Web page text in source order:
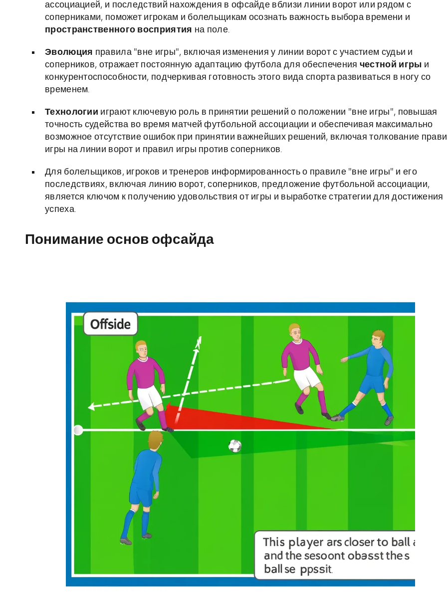
ассоциацией, и последствий нахождения в офсайде вблизи линии ворот или рядом с
соперниками, поможет игрокам и болельщикам осознать важность выбора времени и
пространственного восприятия на поле.
Эволюция правила "вне игры", включая изменения у линии ворот с участием судьи и
соперников, отражает постоянную адаптацию футбола для обеспечения честной игры и
конкурентоспособности, подчеркивая готовность этого вида спорта развиваться в ногу со
временем.
Технологии играют ключевую роль в принятии решений о положении "вне игры", повышая
точность судейства во время матчей футбольной ассоциации и обеспечивая максимально
возможное отсутствие ошибок при принятии важнейших решений, включая толкование
игры на линии ворот и правил игры против соперников.
Для болельщиков, игроков и тренеров информированность о правиле "вне игры" и его
последствиях, включая линию ворот, соперников, предложение футбольной ассоциации,
является ключом к получению удовольствия от игры и выработке стратегии для достижения
успеха.
Понимание основ офсайда